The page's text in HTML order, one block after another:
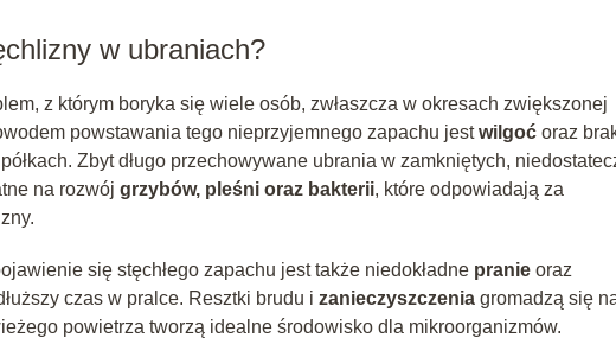
w ubraniach?
z którym boryka się wiele osób, zwłaszcza w okresach zwiększonej
powstawania tego nieprzyjemnego zapachu jestwilgoć oraz
Zbyt długo przechowywane ubrania w zamkniętych,
na rozwój grzybów, pleśni oraz bakterii, które odpowiadają za
się stęchłego zapachu jest także niedokładne pranie oraz
czas w pralce. Resztki brudu i zanieczyszczenia gromadzą się
powietrza tworzą idealne środowisko dla mikroorganizmów.